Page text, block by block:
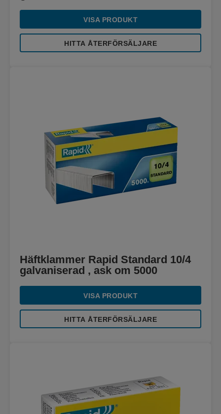
VISA PRODUKT
HITTA ÅTERFÖRSÄLJARE
Häftklammer Rapid Standard 10/4
galvaniserad , ask om 5000
VISA PRODUKT
HITTA ÅTERFÖRSÄLJARE